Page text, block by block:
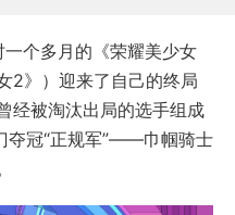
个多月的《荣耀美少女
2》）迎来了自己的终局
经被淘汰出局的选手组成
夺冠“正规军”——巾帼骑士